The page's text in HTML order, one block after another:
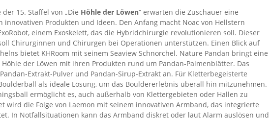
15. Staffel von „Die Höhle der Löwen“ erwarten die Zuschauer eine
innovativen Produkten und Ideen. Den Anfang macht Noac von Hellstern
einem Exoskelett, das die Hybridchirurgie revolutionieren soll. Dieser
Chirurginnen und Chirurgen bei Operationen unterstützen. Einen Blick auf
bietet KHRoom mit seinem Seaview Schnorchel. Nature Pandan bringt eine
der Löwen mit ihren Produkten rund um Pandan-Palmenblätter. Das
Extrakt-Pulver und Pandan-Sirup-Extrakt an. Für Kletterbegeisterte
als ideale Lösung, um das Bouldererlebnis überall hin mitzunehmen.
ermöglicht es, auch außerhalb von Klettergebieten oder Hallen zu
wird die Folge von Laemon mit seinem innovativen Armband, das integrierte
In Notfallsituationen kann das Armband diskret oder laut Alarm auslösen und